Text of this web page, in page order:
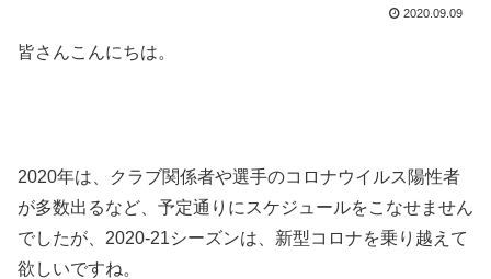
2020.09.09
皆さんこんにちは。
2020年は、クラブ関係者や選手のコロナウイルス陽性者
が多数出るなど、予定通りにスケジュールをこなせません
でしたが、2020-21シーズンは、新型コロナを乗り越えて
欲しいですね。